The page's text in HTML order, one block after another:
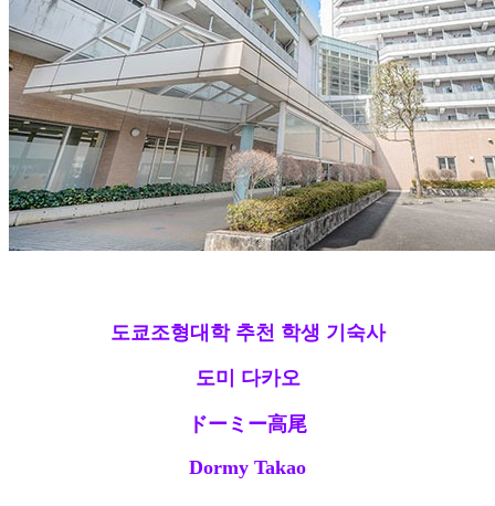
도쿄조형대학 추천 학생 기숙사
도미 다카오
ドーミー高尾
Dormy Takao